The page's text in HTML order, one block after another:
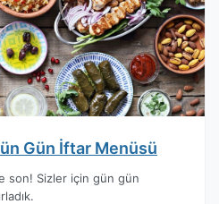
Gün İftar Menüsü
son! Sizler için gün gün